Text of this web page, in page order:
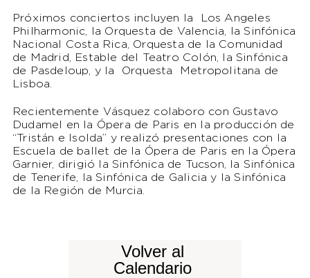
Próximos conciertos incluyen la Los Angeles
Philharmonic, la Orquesta de Valencia, la Sinfónica
Nacional Costa Rica, Orquesta de la Comunidad
de Madrid, Estable del Teatro Colón, la Sinfónica
de Pasdeloup, y la Orquesta Metropolitana de
Lisboa.
Recientemente Vásquez colaboro con Gustavo
Dudamel en la Ópera de Paris en la producción de
“Tristán e Isolda” y realizó presentaciones con la
Escuela de ballet de la Ópera de Paris en la Ópera
Garnier, dirigió la Sinfónica de Tucson, la Sinfónica
de Tenerife, la Sinfónica de Galicia y la Sinfónica
de la Región de Murcia.
Volver al
Calendario